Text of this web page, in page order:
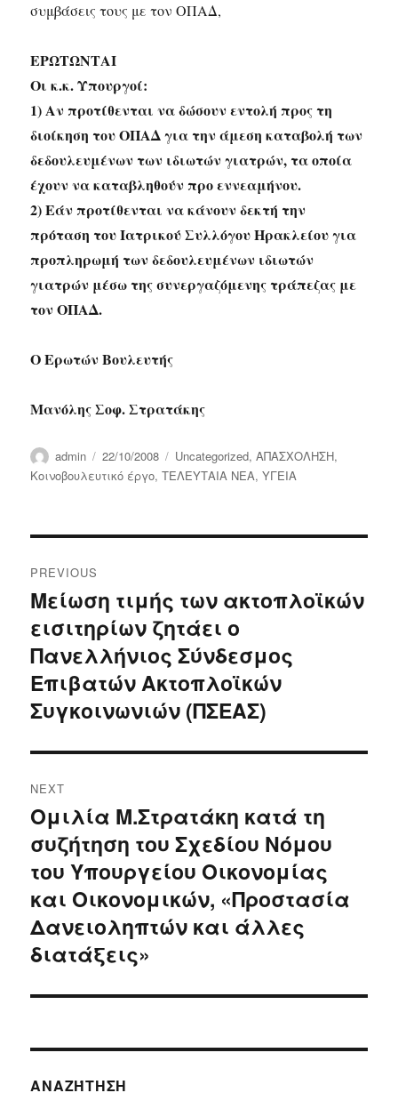
συμβάσεις τους με τον ΟΠΑΔ,
ΕΡΩΤΩΝΤΑΙ
Οι κ.κ. Υπουργοί:
1) Αν προτίθενται να δώσουν εντολή προς τη
διοίκηση του ΟΠΑΔ για την άμεση καταβολή των
δεδουλευμένων των ιδιωτών γιατρών, τα οποία
έχουν να καταβληθούν προ εννεαμήνου.
2) Εάν προτίθενται να κάνουν δεκτή την
πρόταση του Ιατρικού Συλλόγου Ηρακλείου για
προπληρωμή των δεδουλευμένων ιδιωτών
γιατρών μέσω της συνεργαζόμενης τράπεζας με
τον ΟΠΑΔ.
Ο Ερωτών Βουλευτής
Μανόλης Σοφ. Στρατάκης
Author
admin
Posted
on
22/10/2008 Categories
Uncategorized,ΑΠΑΣΧΟΛΗΣΗ,
Κοινοβουλευτικό έργο,ΤΕΛΕΥΤΑΙΑ ΝΕΑ,ΥΓΕΙΑ
navigation
PREVIOUS
Previous
post:
Μείωση τιμής των ακτοπλοϊκών
εισιτηρίων ζητάει ο
Πανελλήνιος Σύνδεσμος
Επιβατών Ακτοπλοϊκών
Συγκοινωνιών (ΠΣΕΑΣ)
NEXT
Next
post:
Ομιλία Μ.Στρατάκη κατά τη
συζήτηση του Σχεδίου Νόμου
του Υπουργείου Οικονομίας
και Οικονομικών, «Προστασία
Δανειοληπτών και άλλες
διατάξεις»
ΑΝΑΖΉΤΗΣΗ